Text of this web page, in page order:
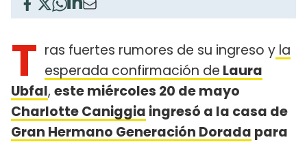
T ras fuertes rumores de su ingreso y la
esperada confirmación de Laura
Ubfal, este miércoles 20 de mayo
Charlotte Caniggia ingresó a la casa de
Gran Hermano Generación Dorada para